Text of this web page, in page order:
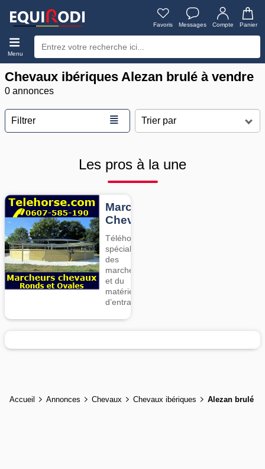
Favoris Messages Compte Panier
Menu
Chevaux ibériques Alezan brulé à vendre
0 annonces
Filtrer ≣
Les pros à la une
Marcheurs
Chevaux
Téléhorse,
spécialiste
des
marcheurs
et du
matériel
d’entrainement
Accueil Annonces Chevaux Chevaux ibériques Alezan brulé